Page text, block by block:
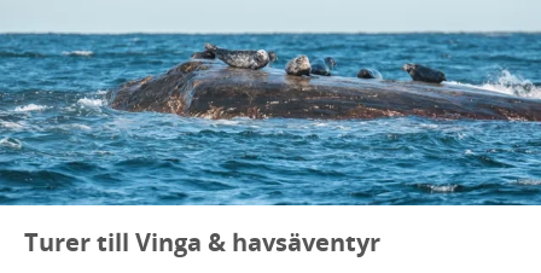
Turer till Vinga & havsäventyr